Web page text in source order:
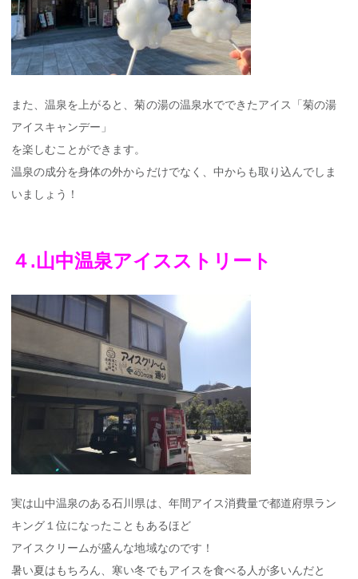
また、温泉を上がると、菊の湯の温泉水でできたアイス「菊の湯
アイスキャンデー」
を楽しむことができます。
温泉の成分を身体の外からだけでなく、中からも取り込んでしま
いましょう！
４.山中温泉アイスストリート
実は山中温泉のある石川県は、年間アイス消費量で都道府県ラン
キング１位になったこともあるほど
アイスクリームが盛んな地域なのです！
暑い夏はもちろん、寒い冬でもアイスを食べる人が多いんだと